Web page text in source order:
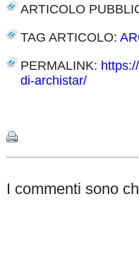
ARTICOLO
TAG ARTICOLO:
PERMALINK:
di-archistar/
I commenti sono